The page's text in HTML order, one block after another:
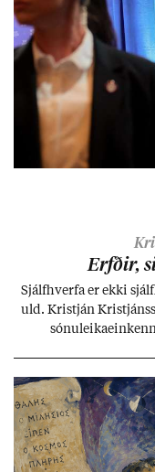
Erfð­ir,
Sjálf­hverfa er ekki
uld. Kristján